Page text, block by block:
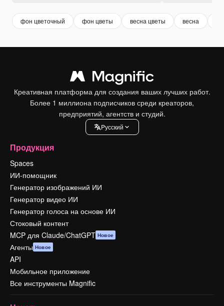
фон цветочный фон цветы весна цветы весна
Креативная платформа для создания ваших лучших работ.
Более 1 миллиона подписчиков среди креаторов,
предприятий, агентств и студий.
Pусский
Продукция
Spaces
ИИ-помощник
Генератор изображений ИИ
Генератор видео ИИ
Генератор голоса на основе ИИ
Стоковый контент
MCP для Claude/ChatGPT Новое
Агенты Новое
API
Мобильное приложение
Все инструменты Magnific